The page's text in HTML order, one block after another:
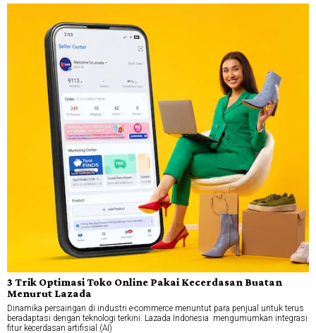
3 Trik Optimasi Toko Online Pakai Kecerdasan Buatan
Menurut Lazada
Dinamika persaingan di industri e-commerce menuntut para penjual untuk terus
beradaptasi dengan teknologi terkini. Lazada Indonesia mengumumkan integrasi
fitur kecerdasan artifisial (AI)